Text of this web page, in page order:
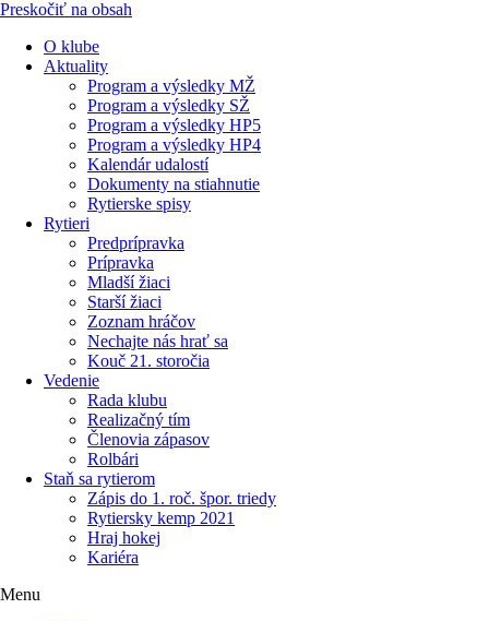
Preskočiť na obsah
O klube
Aktuality
Program a výsledky MŽ
Program a výsledky SŽ
Program a výsledky HP5
Program a výsledky HP4
Kalendár udalostí
Dokumenty na stiahnutie
Rytierske spisy
Rytieri
Predprípravka
Prípravka
Mladší žiaci
Starší žiaci
Zoznam hráčov
Nechajte nás hrať sa
Kouč 21. storočia
Vedenie
Rada klubu
Realizačný tím
Členovia zápasov
Rolbári
Staň sa rytierom
Zápis do 1. roč. špor. triedy
Rytiersky kemp 2021
Hraj hokej
Kariéra
Menu